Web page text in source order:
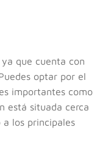
que cuenta con
optar por el
importantes como
está situada cerca
los principales